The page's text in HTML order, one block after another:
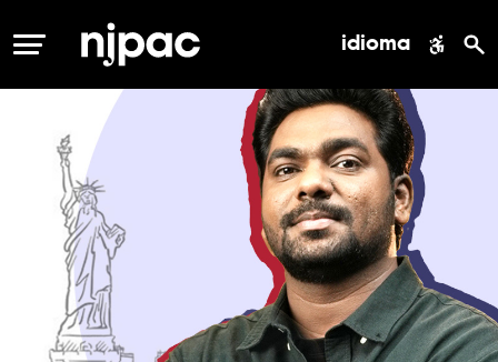
MENÚ idioma